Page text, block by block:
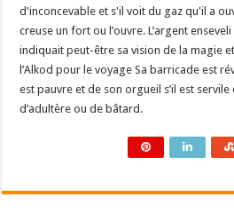
d'inconcevable et s'il voit du gaz qu'il a
creuse un fort ou l’ouvre. L’argent
indiquait peut-être sa vision de la magie
l’Alkod pour le voyage Sa barricade est
est pauvre et de son orgueil s’il est
d’adultère ou de bâtard.